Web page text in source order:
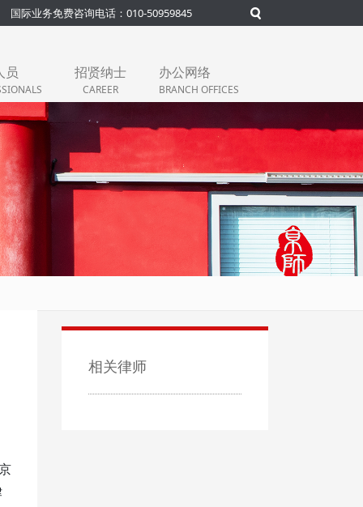
国际业务免费咨询电话：010-50959845
员 招贤纳士
CAREER
办公网络
BRANCH OFFICES
相关律师